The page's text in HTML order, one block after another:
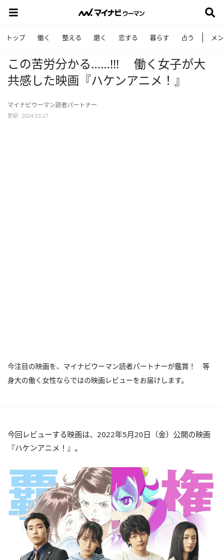
トップ 働く 整える 磨く 恋する 暮らす 占う メ
この苦労分かる……!!! 働く女子が大
共感した映画『ハケンアニメ！』
マイナビウーマン読者パートナー
更新: 2024.03.27
今注目の映画を、マイナビウーマン読者パートナーが鑑賞！ 等
身大の働く女性ならではの映画レビューをお届けします。
今回レビューする映画は、2022年5月20日（金）公開の映画
『ハケンアニメ！』。